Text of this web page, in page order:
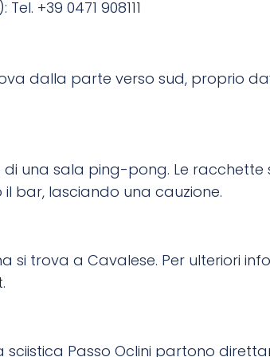
+39 0471 908111
dalla parte verso sud, proprio
di una sala ping-pong. Le racchette
bar, lasciando una cauzione.
si trova a Cavalese. Per ulteriori
sciistica Passo Oclini partono